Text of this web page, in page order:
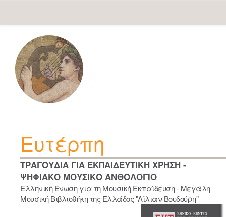
navigation
Ευτέρπη
ΤΡΑΓΟΥΔΙΑ ΓΙΑ ΕΚΠΑΙΔΕΥΤΙΚΗ ΧΡΗΣΗ -
ΨΗΦΙΑΚΟ ΜΟΥΣΙΚΟ ΑΝΘΟΛΟΓΙΟ
Ελληνική Ένωση για τη Μουσική Εκπαίδευση - Μεγάλη
Μουσική Βιβλιοθήκη της Ελλάδος "Λίλιαν Βουδούρη"